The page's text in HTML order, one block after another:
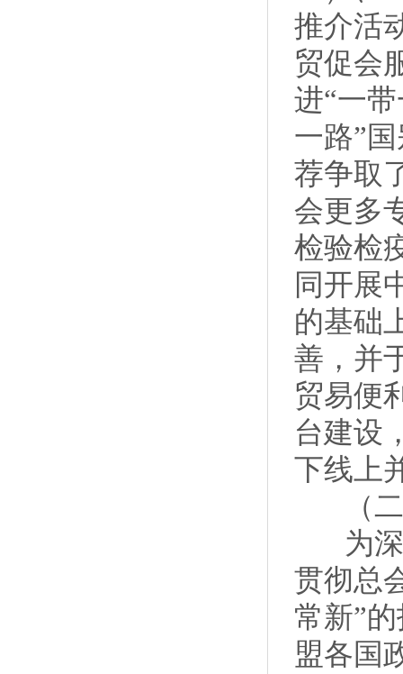
推介活
贸促会
进“一
一路”
荐争取
会更多
检验检
同开展
的基础
善，并
贸易便
台建设
下线上
（二
为深
贯彻总
常新”
盟各国